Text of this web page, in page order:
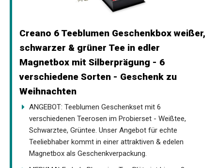
Creano 6 Teeblumen Geschenkbox weißer,
schwarzer & grüner Tee in edler
Magnetbox mit Silberprägung - 6
verschiedene Sorten - Geschenk zu
Weihnachten
ANGEBOT: Teeblumen Geschenkset mit 6
verschiedenen Teerosen im Probierset - Weißtee,
Schwarztee, Grüntee. Unser Angebot für echte
Teeliebhaber kommt in einer attraktiven & edelen
Magnetbox als Geschenkverpackung.